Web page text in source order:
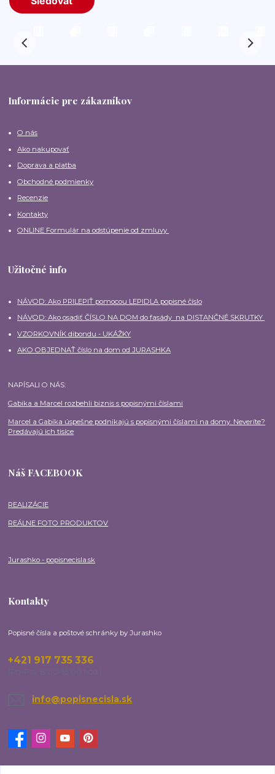
Informácie pre zákazníkov
O nás
Ako nakupovať
Doprava a platba
Obchodné podmienky
Recenzie
Kontakty
ONLINE Formulár na odstúpenie od zmluvy
Užitočné info
NÁVOD: Ako PRILEPIŤ pomocou LEPIDLA popisné číslo
NÁVOD: Ako osadiť ČÍSLO NA DOM do fasády na DISTANČNÉ SKRUTKY
VZORKOVNÍK dibondu - UKÁŽKY
AKO OBJEDNAŤ číslo na dom od JURASHKA
NAPÍSALI O NÁS:
Gabika a Marcel rozbehli biznis s popisnými číslami
Marcel a Gabika úspešne podnikajú s popisnými číslami na domy. Neveríte?
Predávajú ich tisíce
Náš FACEBOOK
REALIZÁCIE
REÁLNE FOTO PRODUKTOV
Jurashko - popisnecisla.sk
Kontakty
Popisné čísla a poštové schránky by Jurashko
+421 917 735 336
info@popisnecisla.sk